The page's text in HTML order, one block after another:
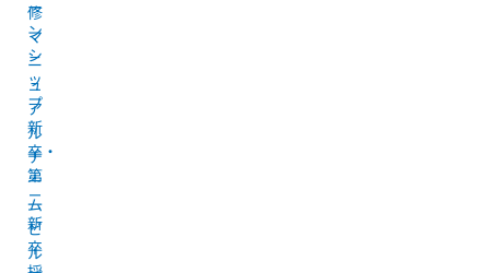
ー
ン
シ
ッ
プ
新
卒・
第
二
新
卒
修
マ
ニ
ュ
ア
ル
チ
ー
ム
ビ
ル